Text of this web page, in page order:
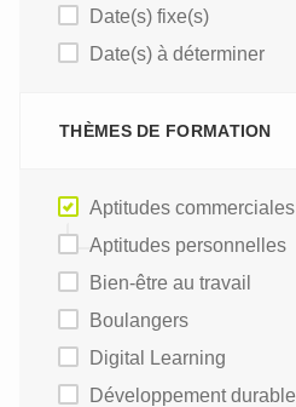
Date(s) fixe(s)
Date(s) à déterminer
THÈMES DE FORMATION
Aptitudes commerciales
Aptitudes personnelles
Bien-être au travail
Boulangers
Digital Learning
Développement durable